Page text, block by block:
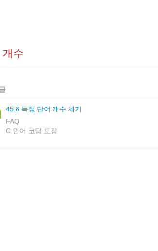
개수
45.8 특정 단어 개수 세기
FAQ
C 언어 코딩 도장